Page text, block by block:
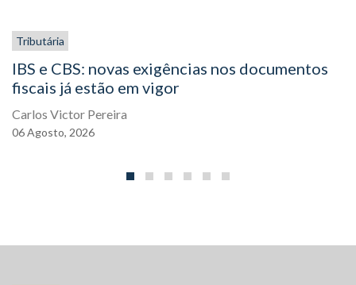
Tributária
IBS e CBS: novas exigências nos documentos
fiscais já estão em vigor
Carlos Victor Pereira
06Agosto, 2026